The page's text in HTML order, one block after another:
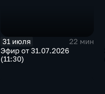
31 июля
22 мин
Эфир от 31.07.2026
(11:30)